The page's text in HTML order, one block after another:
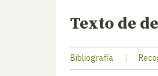
Texto de
Bibliografía |